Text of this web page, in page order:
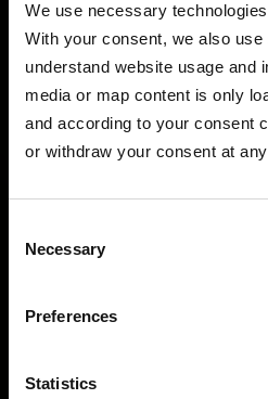
We use necessary
With your consent, we also
understand website usage and
media or map content is only
and according to your consent
or withdraw your consent at
Selection
Necessary
Preferences
Statistics
(Einwilligung). Sie können
jederzeit über die Cookie-
widerrufen.
7. Google Search
genutzt. Search Console
Sentry kann für technische